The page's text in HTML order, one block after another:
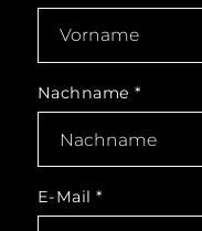
Nachname*
E-Mail*